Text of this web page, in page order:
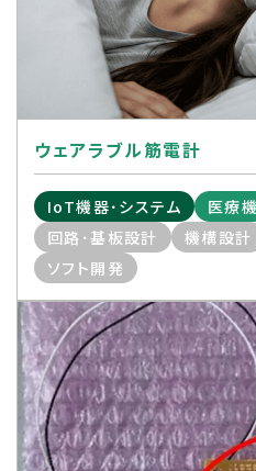
ウェアラブル筋電計
IoT機器･システム
医療
回路･基板設計
機構設計
ソフト開発